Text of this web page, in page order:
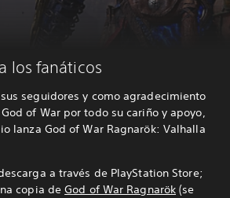
los fanáticos
seguidores y como agradecimiento
of War por todo su cariño y apoyo,
lanza God of War Ragnarök: Valhalla
a través de PlayStation Store;
copia deGod of War Ragnarök (se